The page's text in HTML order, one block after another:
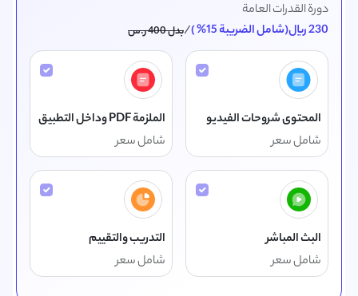
دورة القدرات العامة
230ريال(شامل الضريبة 15% ) /بدل 400 ر.س
المحتوى شروحات الفيديو
شامل سعر
الملزمة PDF وداخل التطبيق
شامل سعر
البث المباشر
شامل سعر
التدريب والتقييم
شامل سعر